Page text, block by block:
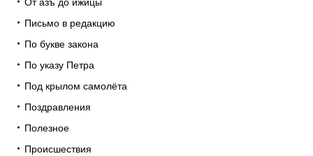
От азъ до ижицы
Письмо в редакцию
По букве закона
По указу Петра
Под крылом самолёта
Поздравления
Полезное
Происшествия